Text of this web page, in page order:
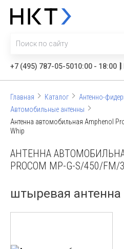
+7 (495) 787-05-5010:00 - 18:00
Главная Каталог Антенно-
Автомобильные антенны
Антенна автомобильная Amphenol
Whip
АНТЕННА
PROCOM MP-G-S/450/
штыревая